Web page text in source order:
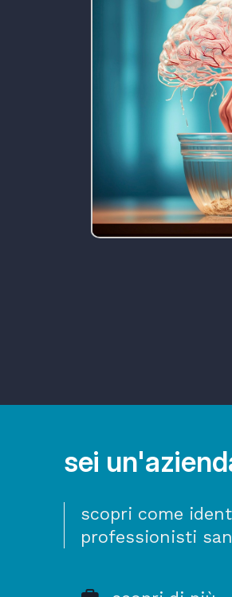
sei
scopri come
professionisti